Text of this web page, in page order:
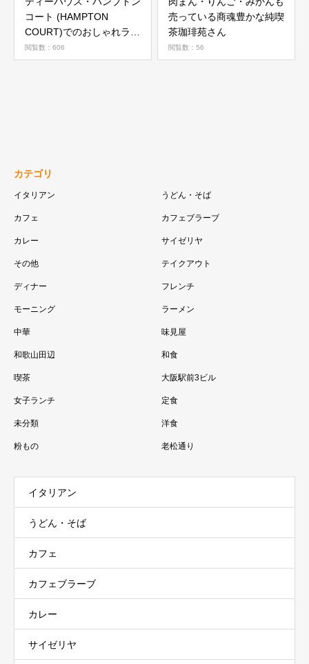
コート (HAMPTON
COURT)でのおしゃれラン
チ
閲覧数：606
売っている商魂豊かな純喫
茶珈琲苑さん
閲覧数：56
カテゴリ
イタリアン うどん・そば
カフェ カフェブラーブ
カレー サイゼリヤ
その他 テイクアウト
ディナー フレンチ
モーニング ラーメン
中華 味見屋
和歌山田辺 和食
喫茶 大阪駅前3ビル
女子ランチ 定食
未分類 洋食
粉もの 老松通り
イタリアン
うどん・そば
カフェ
カフェブラーブ
カレー
サイゼリヤ